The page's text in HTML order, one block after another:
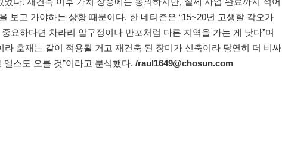
보고 가야하는 상황 때문이다. 한 네티즌은 “15~20년 고생할 각오가
요하다면 차라리 압구정이나 반포처럼 다른 지역을 가는 게 낫다”며
라 호재는 같이 적용될 거고 재건축 된 장미가 신축이라 당연히 더 비싸
엘스도 오를 것”이라고 분석했다. /raul1649@chosun.com